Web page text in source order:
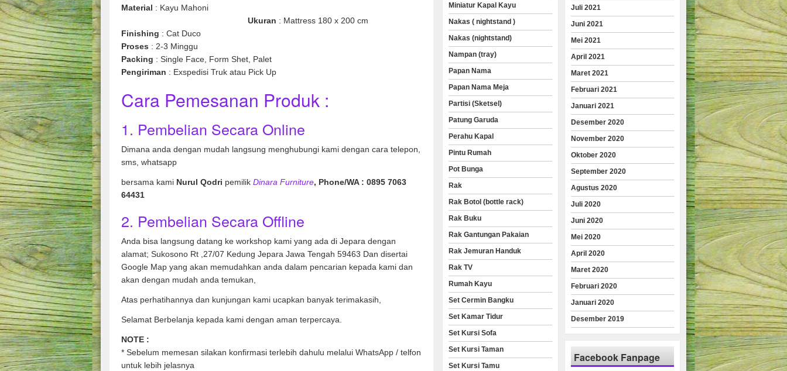
Material : Kayu Mahoni
Ukuran : Mattress 180 x 200 cm
Finishing : Cat Duco
Proses : 2-3 Minggu
Packing : Single Face, Form Shet, Palet
Pengiriman : Exspedisi Truk atau Pick Up
Cara Pemesanan Produk :
1. Pembelian Secara Online
Dimana anda dengan mudah langsung menghubungi kami dengan cara telepon,
sms, whatsapp
bersama kami Nurul Qodri pemilik Dinara Furniture, Phone/WA : 0895 7063
64431
2. Pembelian Secara Offline
Anda bisa langsung datang ke workshop kami yang ada di Jepara dengan
alamat; Sukosono Rt ,27/07 Kedung Jepara Jawa Tengah 59463 Dan disertai
Google Map yang akan memudahkan anda dalam pencarian kepada kami dan
akan dengan mudah anda temukan,
Atas perhatihannya dan kunjungan kami ucapkan banyak terimakasih,
Selamat Berbelanja kepada kami dengan aman terpercaya.
NOTE :
* Sebelum memesan silakan konfirmasi terlebih dahulu melalui WhatsApp / telfon
untuk lebih jelasnya
Miniatur Kapal Kayu
Nakas ( nightstand )
Nakas (nightstand)
Nampan (tray)
Papan Nama
Papan Nama Meja
Partisi (Sketsel)
Patung Garuda
Perahu Kapal
Pintu Rumah
Pot Bunga
Rak
Rak Botol (bottle rack)
Rak Buku
Rak Gantungan Pakaian
Rak Jemuran Handuk
Rak TV
Rumah Kayu
Set Cermin Bangku
Set Kamar Tidur
Set Kursi Sofa
Set Kursi Taman
Set Kursi Tamu
Juli 2021
Juni 2021
Mei 2021
April 2021
Maret 2021
Februari 2021
Januari 2021
Desember 2020
November 2020
Oktober 2020
September 2020
Agustus 2020
Juli 2020
Juni 2020
Mei 2020
April 2020
Maret 2020
Februari 2020
Januari 2020
Desember 2019
Facebook Fanpage